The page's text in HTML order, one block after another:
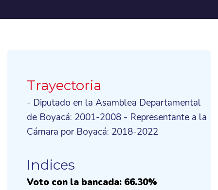
Trayectoria
- Diputado en la Asamblea Departamental
de Boyacá: 2001-2008 - Representante a la
Cámara por Boyacá: 2018-2022
Indices
Voto con la bancada: 66.30%